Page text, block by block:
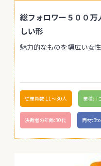
総フォロワー５００
しい形
魅力的なものを幅広い女
従業員数:11〜30人 業種:IT
決裁者の年齢:30代 商材